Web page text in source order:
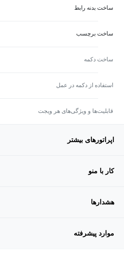
ساخت بدنه رابط
ساخت برچسب
ساخت دکمه
استفاده از دکمه در عمل
قابلیت‌ها و ویژگی‌های هر ویجت
اپراتورهای بیشتر
کار با منو
هشدارها
موارد پیشرفته